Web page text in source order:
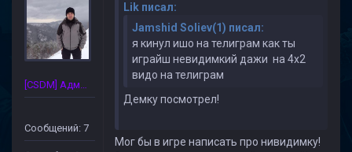
[CSDM] Администратор
Сообщений: 7
Lik писал:
Jamshid Soliev(1) писал:
я кинул ишо на телиграм как ты
играйш невидимкий дажи на 4х2
видо на телиграм
Демку посмотрел!
Мог бы в игре написать про нивидимку!